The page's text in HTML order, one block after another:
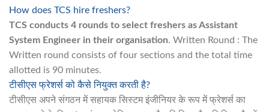
How does TCS hire freshers?
TCS conducts 4 rounds to select freshers as Assistant
System Engineer in their organisation. Written Round : The
Written round consists of four sections and the total time
allotted is 90 minutes.
टीसीएस फ्रेशर्स को कैसे नियुक्त करती है?
टीसीएस अपने संगठन में सहायक सिस्टम इंजीनियर के रूप में फ्रेशर्स का